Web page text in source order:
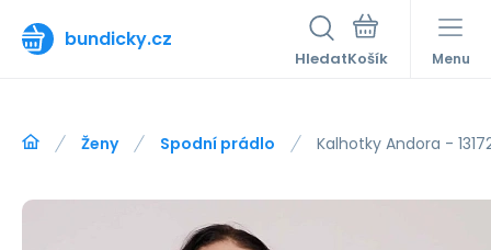
bundicky.cz
Hledat Menu
Ženy Spodní prádlo Kalhotky Andora -